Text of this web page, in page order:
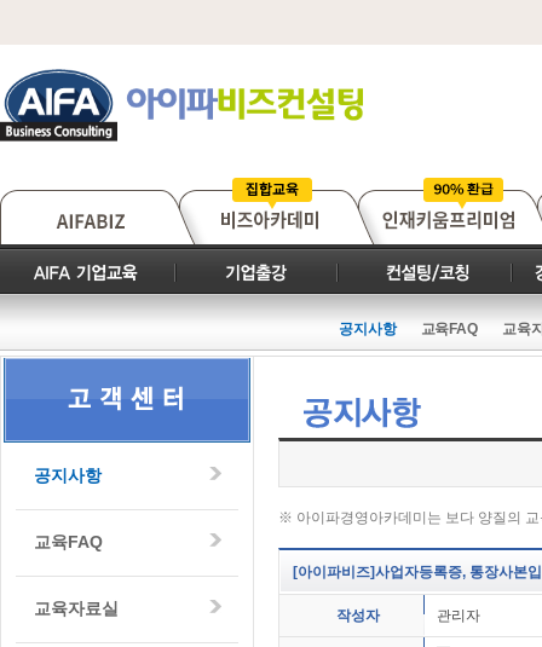
공지사항 교육FAQ 교육
공지사항
교육FAQ
교육자료실
※ 아이파경영아카데미는 보다 양질의
[아이파비즈]사업자등록증, 통장사본
작성자 관리자